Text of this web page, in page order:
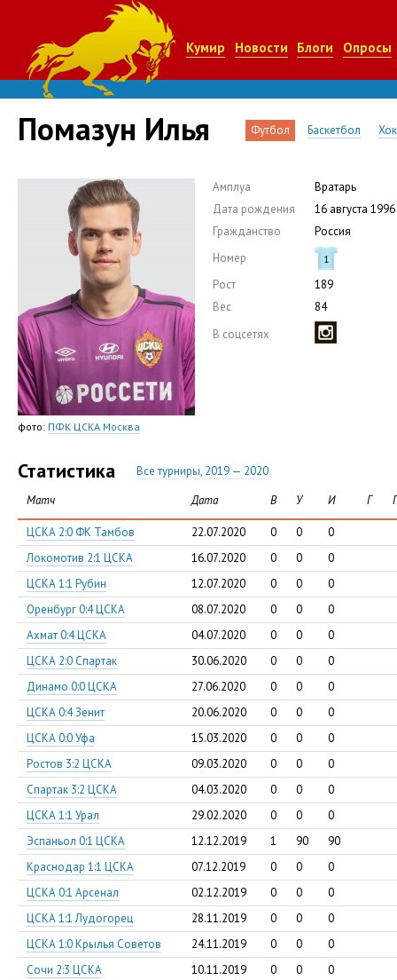
Кумир Новости Блоги Опросы
Помазун Илья Футбол Баскетбол
фото: ПФК ЦСКА Москва
Амплуа
Вратарь
Дата рождения
16 августа 1996
Гражданство
Россия
Номер
1
Рост
189
Вес
84
В соцсетях
Статистика
Все турниры, 2019 — 2020
Матч
Дата В У И Г
ЦСКА 2:0 ФК Тамбов 22.07.2020 0 0
0
Локомотив 2:1 ЦСКА
16.07.2020 0 0
0
ЦСКА 1:1 Рубин
12.07.2020 0 0
0
Оренбург 0:4 ЦСКА
08.07.2020 0 0
0
Ахмат 0:4 ЦСКА
04.07.2020 0 0
0
ЦСКА 2:0 Спартак
30.06.2020 0 0
0
Динамо 0:0 ЦСКА
27.06.2020 0 0
0
ЦСКА 0:4 Зенит
20.06.2020 0 0
0
ЦСКА 0:0 Уфа
15.03.2020 0 0
0
Ростов 3:2 ЦСКА
09.03.2020 0 0
0
Спартак 3:2 ЦСКА
04.03.2020 0 0
0
ЦСКА 1:1 Урал
29.02.2020 0 0
0
Эспаньол 0:1 ЦСКА
12.12.2019 1 90
90
Краснодар 1:1 ЦСКА
07.12.2019 0 0
0
ЦСКА 0:1 Арсенал
02.12.2019 0 0
0
ЦСКА 1:1 Лудогорец
28.11.2019 0 0
0
ЦСКА 1:0 Крылья Советов
24.11.2019 0 0
0
Сочи 2:3 ЦСКА
10.11.2019 0 0
0